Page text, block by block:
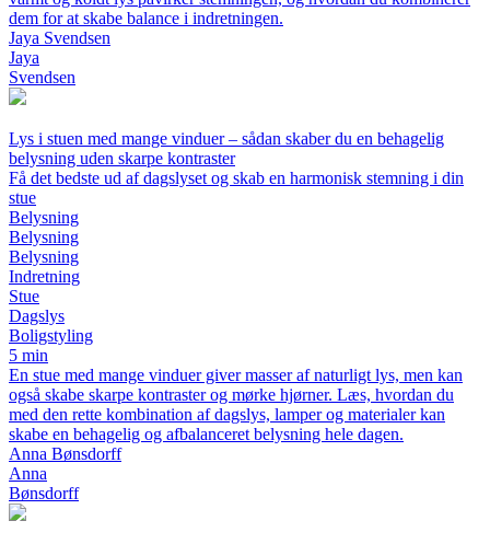
dem for at skabe balance i indretningen.
Jaya Svendsen
Jaya
Svendsen
Lys i stuen med mange vinduer – sådan skaber du en behagelig
belysning uden skarpe kontraster
Få det bedste ud af dagslyset og skab en harmonisk stemning i din
stue
Belysning
Belysning
Belysning
Indretning
Stue
Dagslys
Boligstyling
5 min
En stue med mange vinduer giver masser af naturligt lys, men kan
også skabe skarpe kontraster og mørke hjørner. Læs, hvordan du
med den rette kombination af dagslys, lamper og materialer kan
skabe en behagelig og afbalanceret belysning hele dagen.
Anna Bønsdorff
Anna
Bønsdorff